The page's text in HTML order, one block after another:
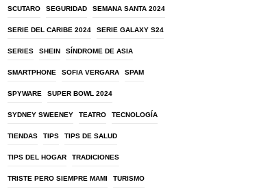
SCUTARO SEGURIDAD SEMANA SANTA 2024
SERIE DEL CARIBE 2024 SERIE GALAXY S24
SERIES SHEIN SÍNDROME DE ASIA
SMARTPHONE SOFIA VERGARA SPAM
SPYWARE SUPER BOWL 2024
SYDNEY SWEENEY TEATRO TECNOLOGÍA
TIENDAS TIPS TIPS DE SALUD
TIPS DEL HOGAR TRADICIONES
TRISTE PERO SIEMPRE MAMI TURISMO